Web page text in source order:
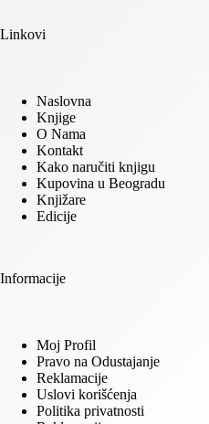
Linkovi
Naslovna
Knjige
O Nama
Kontakt
Kako naručiti knjigu
Kupovina u Beogradu
Knjižare
Edicije
Informacije
Moj Profil
Pravo na Odustajanje
Reklamacije
Uslovi korišćenja
Politika privatnosti